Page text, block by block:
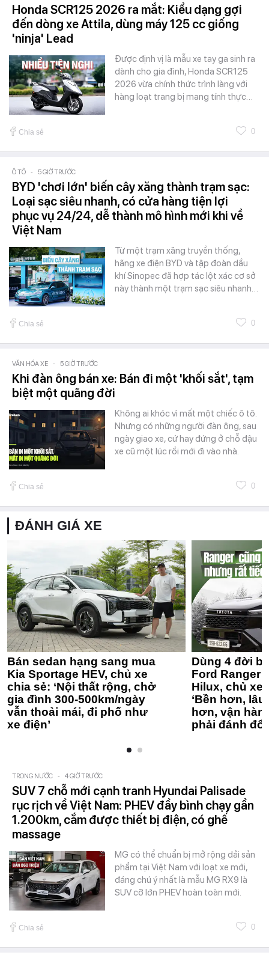
Honda SCR125 2026 ra mắt: Kiểu dạng gợi
đến dòng xe Attila, dùng máy 125 cc giống
'ninja' Lead
Được định vị là mẫu xe tay ga sinh ra
dành cho gia đình, Honda SCR125
2026 vừa chính thức trình làng với
hàng loạt trang bị mang tính thực…
Chia sẻ 0
Ô TÔ - 5 GIỜ TRƯỚC
BYD 'chơi lớn' biến cây xăng thành trạm sạc:
Loại sạc siêu nhanh, có cửa hàng tiện lợi
phục vụ 24/24, dễ thành mô hình mới khi về
Việt Nam
Từ một trạm xăng truyền thống,
hãng xe điện BYD và tập đoàn dầu
khí Sinopec đã hợp tác lột xác cơ sở
này thành một trạm sạc siêu nhanh…
Chia sẻ 0
VĂN HÓA XE - 5 GIỜ TRƯỚC
Khi đàn ông bán xe: Bán đi một 'khối sắt', tạm
biệt một quãng đời
Không ai khóc vì mất một chiếc ô tô.
Nhưng có những người đàn ông, sau
ngày giao xe, cứ hay đứng ở chỗ đậu
xe cũ một lúc rồi mới đi vào nhà.
Chia sẻ 0
ĐÁNH GIÁ XE
Bán sedan hạng sang mua
Kia Sportage HEV, chủ xe
chia sẻ: ‘Nội thất rộng, chở
gia đình 300-500km/ngày
vẫn thoải mái, đi phố như
xe điện’
Dùng 4 đời
Ford Ranger
Hilux, chủ xe
‘Bền hơn,
hơn, vận
phải đánh
TRONG NƯỚC - 4 GIỜ TRƯỚC
SUV 7 chỗ mới cạnh tranh Hyundai Palisade
rục rịch về Việt Nam: PHEV đầy bình chạy gần
1.200km, cắm được thiết bị điện, có ghế
massage
MG có thể chuẩn bị mở rộng dải sản
phẩm tại Việt Nam với loạt xe mới,
đáng chú ý nhất là mẫu MG RX9 là
SUV cỡ lớn PHEV hoàn toàn mới.
Chia sẻ 0